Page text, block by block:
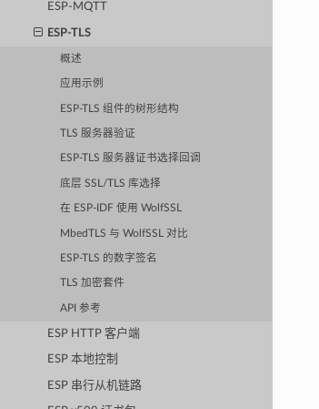
ESP-MQTT
ESP-TLS
概述
应用示例
ESP-TLS 组件的树形结构
TLS 服务器验证
ESP-TLS 服务器证书选择回调
底层 SSL/TLS 库选择
在 ESP-IDF 使用 WolfSSL
MbedTLS 与 WolfSSL 对比
ESP-TLS 的数字签名
TLS 加密套件
API 参考
ESP HTTP 客户端
ESP 本地控制
ESP 串行从机链路